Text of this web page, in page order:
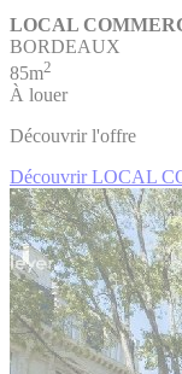
LOCAL
BORDEAUX
85m2
À louer
Découvrir l'offre
Découvrir LOCAL